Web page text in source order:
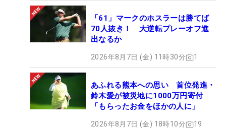
「61」マークのホスラーは勝てば
70人抜き！ 大逆転プレーオフ進
出なるか
2026年8月7日 (金) 11時30分 1
あふれる熊本への思い 首位発進・
鈴木愛が被災地に1000万円寄付
「もらったお金をほかの人に」
2026年8月7日 (金) 18時10分 19